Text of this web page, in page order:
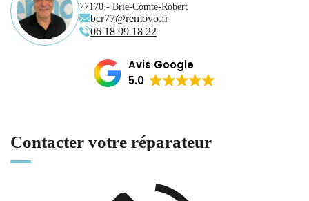
77170 - Brie-Comte-Robert
bcr77@removo.fr
06 18 99 18 22
Avis Google
5.0
Contacter votre réparateur